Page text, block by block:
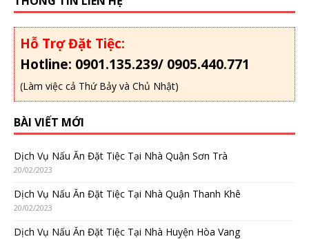
Hỗ Trợ Đặt Tiệc:
Hotline: 0901.135.239/ 0905.440.771
(Làm việc cả Thứ Bảy và Chủ Nhật)
BÀI VIẾT MỚI
Dịch Vụ Nấu Ăn Đặt Tiệc Tại Nhà Quận Sơn Trà
20/02/2023
Dịch Vụ Nấu Ăn Đặt Tiệc Tại Nhà Quận Thanh Khê
20/02/2023
Dịch Vụ Nấu Ăn Đặt Tiệc Tại Nhà Huyện Hòa Vang